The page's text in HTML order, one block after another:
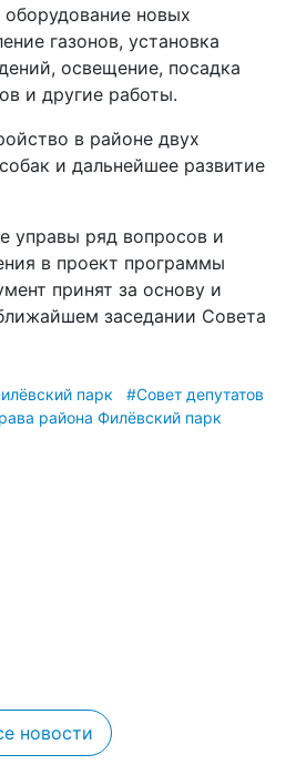
новых
газонов, установка
освещение, посадка
и другие работы.
в районе двух
и дальнейшее развитие
управы ряд вопросов и
в проект программы
принят за основу и
заседании Совета
парк
#Совет депутатов
района Филёвский парк
новости